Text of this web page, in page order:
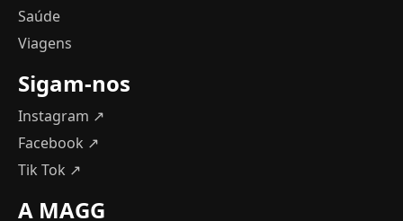
Saúde
Viagens
Sigam-nos
Instagram ↗
Facebook ↗
Tik Tok ↗
A MAGG